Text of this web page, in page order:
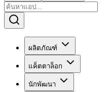
ผลิตภัณฑ์
แค็ตตาล็อก
นักพัฒนา